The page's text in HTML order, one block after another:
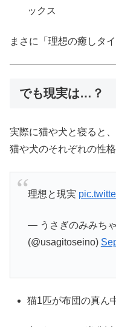
ックス
まさに「理想の癒しタ
でも現実は…？
実際に猫や犬と寝ると
猫や犬のそれぞれの性
理想と現実
— うさぎのみみち
(@usagitoseino)
猫1匹が布団の真ん